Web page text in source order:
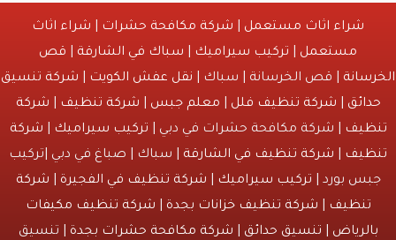
شراء اثاث مستعمل|شركة مكافحة حشرات|شراء اثاث
مستعمل|تركيب سيراميك|سباك في الشارقة|قص
| قص الخرسانة | سباك |نقل عفش الكويت|شركة تنسيق
|شركة تنظيف فلل |معلم جبس|شركة تنظيف|شركة
| شركة مكافحة حشرات في دبي |تركيب سيراميك|شركة
|شركة تنظيف في الشارقة| سباك | صباغ في دبي |تركيب
بورد |تركيب سيراميك|شركة تنظيف في الفجيرة|شركة
|شركة تنظيف خزانات بجدة|شركة تنظيف مكيفات
|تنسيق حدائق|شركة مكافحة حشرات بجدة| تنسيق